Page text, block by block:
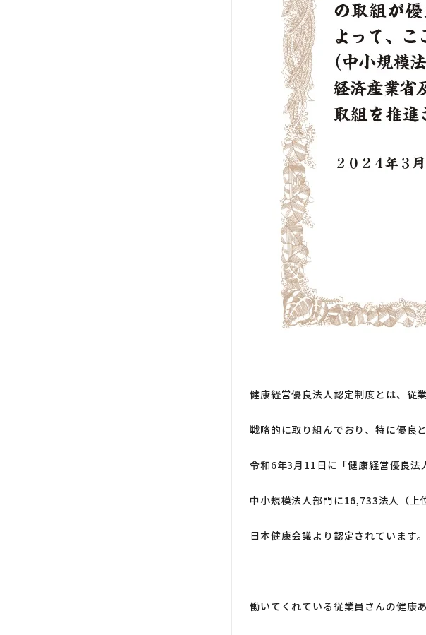
健康経営優良法人認定制度とは、従
戦略的に取り組んでおり、特に優良
令和6年3月11日に「健康経営優良法
中小規模法人部門に16,733法人（上
日本健康会議より認定されています。
働いてくれている従業員さんの健康